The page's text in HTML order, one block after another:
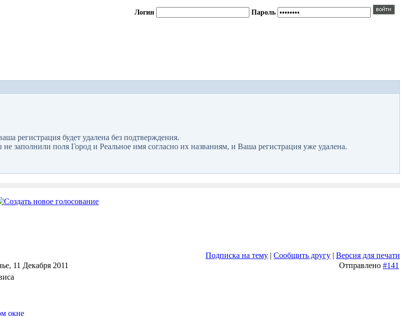
Логин Пароль
регистрация будет удалена без подтверждения.
заполнили поля Город и Реальное имя согласно их названиям, и Ваша регистрация уже удалена.
Подписка на тему | Сообщить другу | Версия для печати
11 Декабря 2011 Отправлено #141